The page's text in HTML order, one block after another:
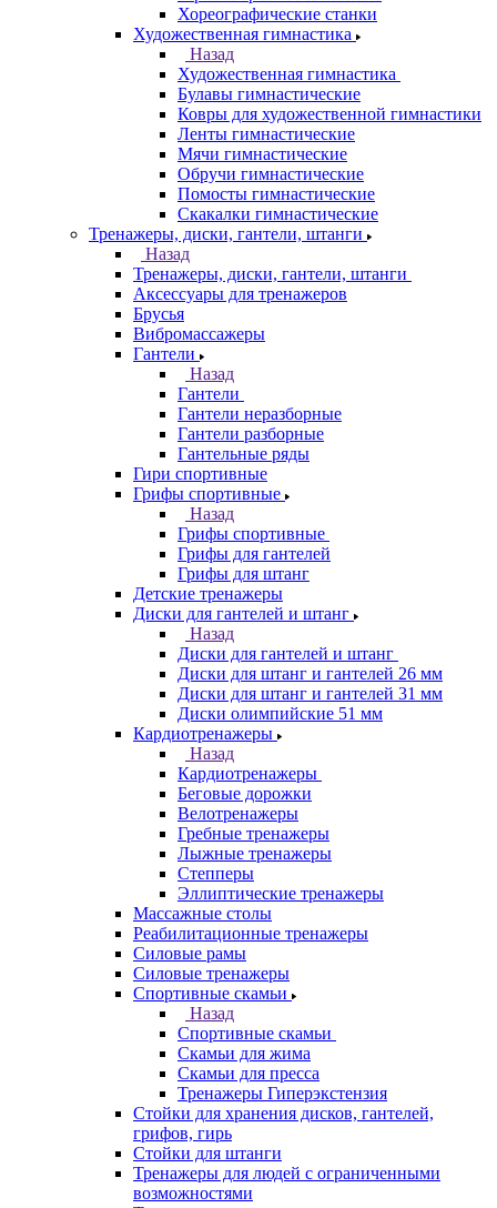
Хореографические станки
Художественная гимнастика
Назад
Художественная гимнастика
Булавы гимнастические
Ковры для художественной гимнастики
Ленты гимнастические
Мячи гимнастические
Обручи гимнастические
Помосты гимнастические
Скакалки гимнастические
Тренажеры, диски, гантели, штанги
Назад
Тренажеры, диски, гантели, штанги
Аксессуары для тренажеров
Брусья
Вибромассажеры
Гантели
Назад
Гантели
Гантели неразборные
Гантели разборные
Гантельные ряды
Гири спортивные
Грифы спортивные
Назад
Грифы спортивные
Грифы для гантелей
Грифы для штанг
Детские тренажеры
Диски для гантелей и штанг
Назад
Диски для гантелей и штанг
Диски для штанг и гантелей 26 мм
Диски для штанг и гантелей 31 мм
Диски олимпийские 51 мм
Кардиотренажеры
Назад
Кардиотренажеры
Беговые дорожки
Велотренажеры
Гребные тренажеры
Лыжные тренажеры
Степперы
Эллиптические тренажеры
Массажные столы
Реабилитационные тренажеры
Силовые рамы
Силовые тренажеры
Спортивные скамьи
Назад
Спортивные скамьи
Скамьи для жима
Скамьи для пресса
Тренажеры Гиперэкстензия
Стойки для хранения дисков, гантелей,
грифов, гирь
Стойки для штанги
Тренажеры для людей с ограниченными
возможностями